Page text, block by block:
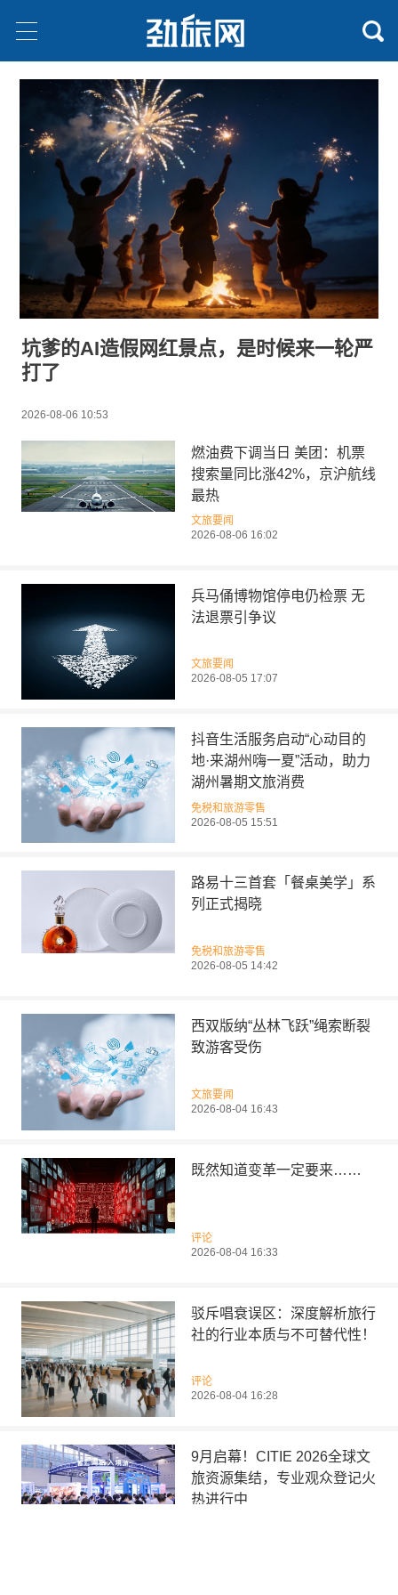
坑爹的AI造假网红景点，是时候来一轮严
打了
2026-08-06 10:53
燃油费下调当日 美团：机票
搜索量同比涨42%，京沪航线
最热
文旅要闻
2026-08-06 16:02
兵马俑博物馆停电仍检票 无
法退票引争议
文旅要闻
2026-08-05 17:07
抖音生活服务启动“心动目的
地·来湖州嗨一夏”活动，助力
湖州暑期文旅消费
免税和旅游零售
2026-08-05 15:51
路易十三首套「餐桌美学」系
列正式揭晓
免税和旅游零售
2026-08-05 14:42
西双版纳“丛林飞跃”绳索断裂
致游客受伤
文旅要闻
2026-08-04 16:43
既然知道变革一定要来……
评论
2026-08-04 16:33
驳斥唱衰误区：深度解析旅行
社的行业本质与不可替代性！
评论
2026-08-04 16:28
9月启幕！CITIE 2026全球文
旅资源集结，专业观众登记火
热进行中